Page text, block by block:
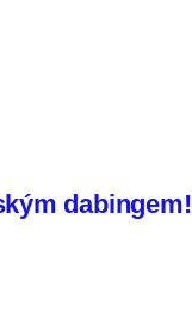
dabingem!